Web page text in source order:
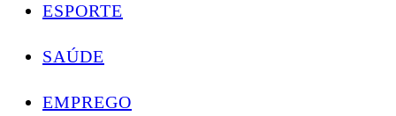
ESPORTE
SAÚDE
EMPREGO